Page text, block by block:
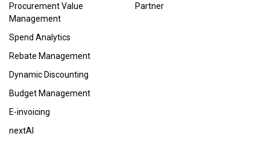
Procurement Value
Management
Spend Analytics
Rebate Management
Dynamic Discounting
Budget Management
E-invoicing
nextAI
Partner